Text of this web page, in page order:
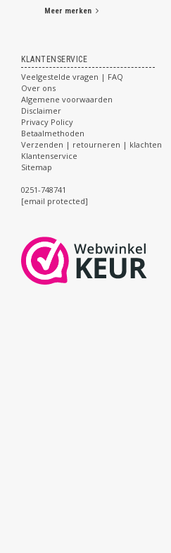
Meer merken
KLANTENSERVICE
Veelgestelde vragen | FAQ
Over ons
Algemene voorwaarden
Disclaimer
Privacy Policy
Betaalmethoden
Verzenden | retourneren | klachten
Klantenservice
Sitemap
0251-748741
[email protected]